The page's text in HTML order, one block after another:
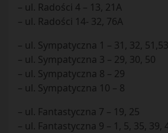
– ul. Radości 4 – 13, 21A
– ul. Radości 14- 32, 76A
– ul. Sympatyczna 1 – 31, 32,
– ul. Sympatyczna 3 – 29, 30, 50
– ul. Sympatyczna 8 – 29
– ul. Sympatyczna 10 – 8
– ul. Fantastyczna 7 – 19, 25
– ul. Fantastyczna 9 – 1, 5, 35, 39,